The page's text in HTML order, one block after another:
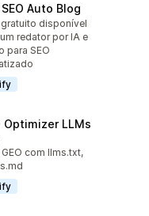
Auto Blog
todo
disponível
redator por IA e
para SEO
Optimizer LLMs
GEO com llms.txt,